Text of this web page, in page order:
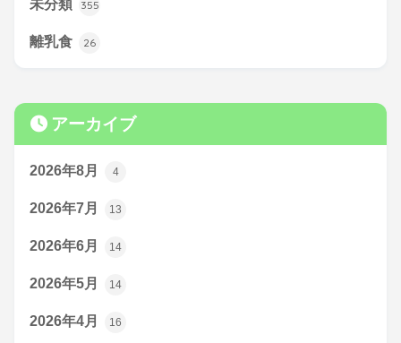
未分類 355
離乳食 26
アーカイブ
2026年8月 4
2026年7月 13
2026年6月 14
2026年5月 14
2026年4月 16